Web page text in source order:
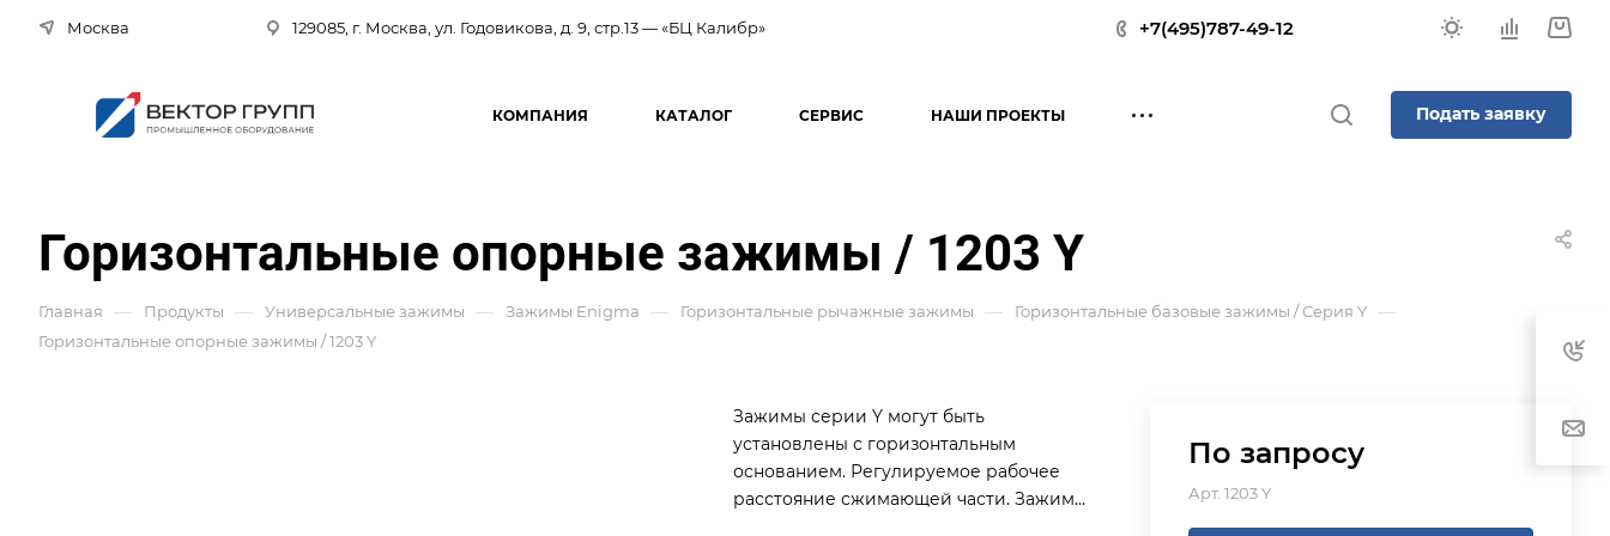
Москва 129085, г. Москва, ул. Годовикова, д. 9, стр.13 — «БЦ Калибр» +7(495)787-49-12
КОМПАНИЯ КАТАЛОГ СЕРВИС НАШИ ПРОЕКТЫ Подать заявку
Горизонтальные опорные зажимы / 1203 Y
Главная — Продукты — Универсальные зажимы — Зажимы Enigma — Горизонтальные рычажные зажимы — Горизонтальные базовые зажимы / Серия Y —
Горизонтальные опорные зажимы / 1203 Y
По запросу
Арт. 1203 Y
Зажимы серии Y могут быть
установлены с горизонтальным
основанием. Регулируемое рабочее
расстояние сжимающей части. Зажимы